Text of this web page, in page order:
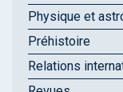
Physique et
Préhistoire
Relations